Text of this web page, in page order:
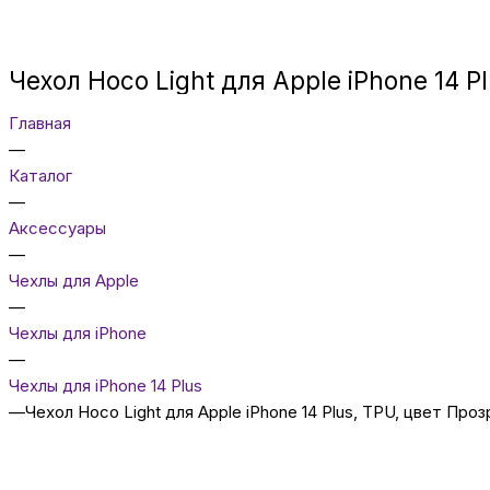
Чехол Hoco Light для Apple iPhone 14
Главная
—
Каталог
—
Аксессуары
—
Чехлы для Apple
—
Чехлы для iPhone
—
Чехлы для iPhone 14 Plus
—Чехол Hoco Light для Apple iPhone 14 Plus, TPU, цвет